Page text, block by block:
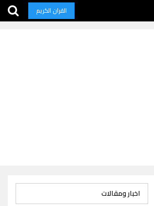
القران الكريم
اخبار ومقالات